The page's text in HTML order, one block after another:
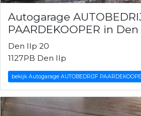
Autogarage
PAARDEKOOPER in
Den Ilp 20
1127PB Den Ilp
bekijk Autogarage AUTOBEDRIJF